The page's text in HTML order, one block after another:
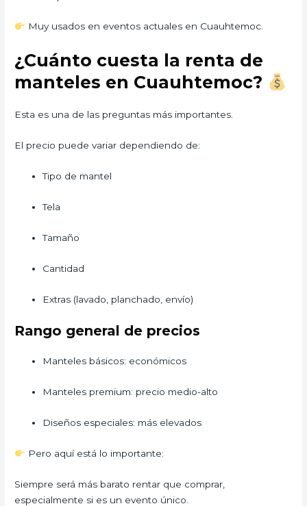
Muy usados en eventos actuales en Cuauhtemoc.
¿Cuánto cuesta la renta de
manteles en Cuauhtemoc?
Esta es una de las preguntas más importantes.
El precio puede variar dependiendo de:
Tipo de mantel
Tela
Tamaño
Cantidad
Extras (lavado, planchado, envío)
Rango general de precios
Manteles básicos: económicos
Manteles premium: precio medio-alto
Diseños especiales: más elevados
Pero aquí está lo importante:
Siempre será más barato rentar que comprar,
especialmente si es un evento único.